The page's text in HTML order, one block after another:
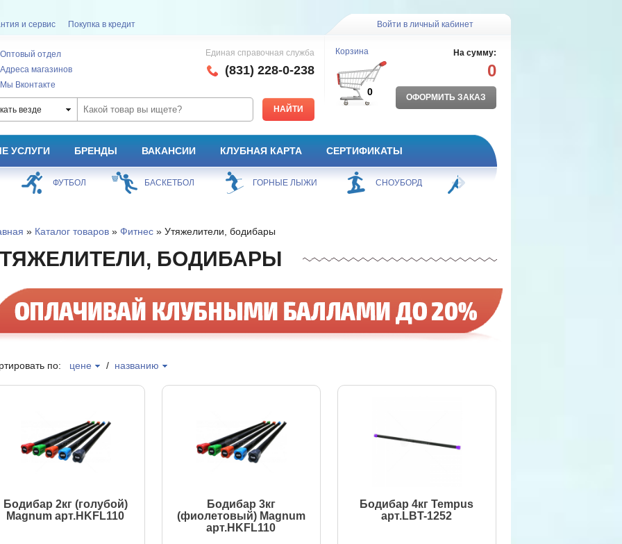
и сервис Покупка в кредит Войти в личный кабинет
Оптовый отдел
Адреса магазинов
Мы Вконтакте
Единая справочная служба
(831) 228-0-238
везде
Корзина
0
На сумму:
0
ОФОРМИТЬ ЗАКАЗ
УСЛУГИ БРЕНДЫ ВАКАНСИИ КЛУБНАЯ КАРТА СЕРТИФИКАТЫ
ФУТБОЛ БАСКЕТБОЛ ГОРНЫЕ ЛЫЖИ СНОУБОРД
» Каталог товаров» Фитнес» Утяжелители, бодибары
БОДИБАРЫ
по: цене / названию
Бодибар 2кг (голубой)
Magnum арт.HKFL110
Бодибар 3кг
(фиолетовый) Magnum
арт.HKFL110
Бодибар 4кг Tempus
арт.LBT-1252